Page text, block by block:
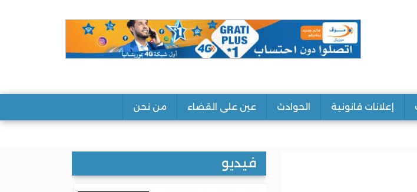
إعلانات قانونية الحوادث عين على القضاء من نحن
فيديو